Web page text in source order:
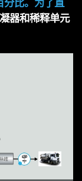
分比。为了直
器和稀释单元